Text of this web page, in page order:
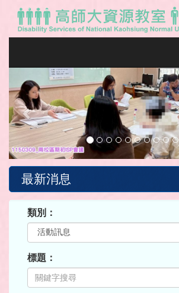
Previous
最新消息
類別：
標題：